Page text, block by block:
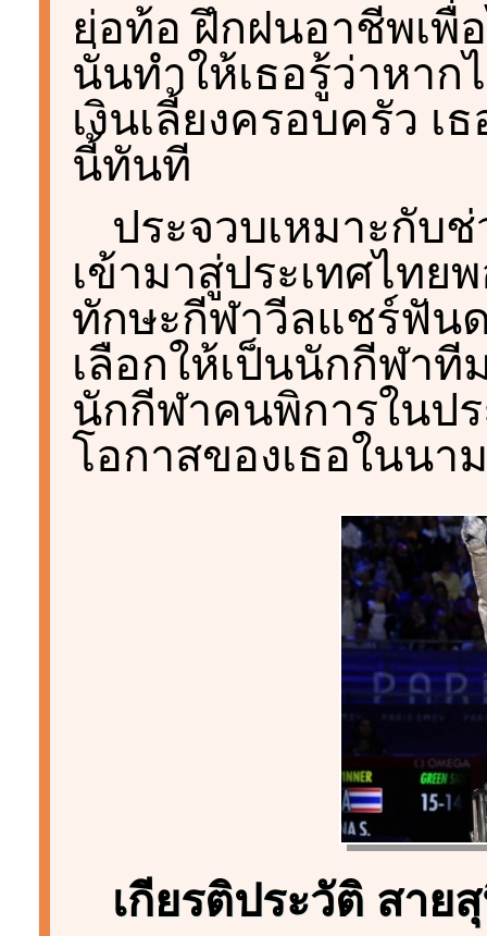
ย่อท้อ ฝึกฝนอาชีพเพื่
นั่นทำให้เธอรู้ว่าหา
เงินเลี้ยงครอบครัว เ
นี้ทันที
ประจวบเหมาะกับ
เข้ามาสู่ประเทศไทย
ทักษะกีฬาวีลแชร์ฟัน
เลือกให้เป็นนักกีฬาที
นักกีฬาคนพิการในปร
โอกาสของเธอในนา
เกียรติประวัติ สาย